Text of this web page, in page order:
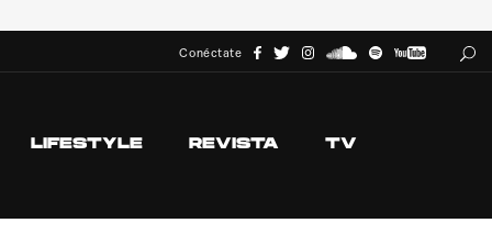
Conéctate
LIFESTYLE REVISTA TV